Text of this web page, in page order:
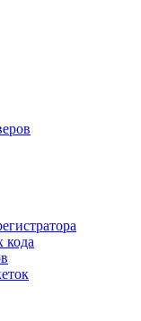
кода